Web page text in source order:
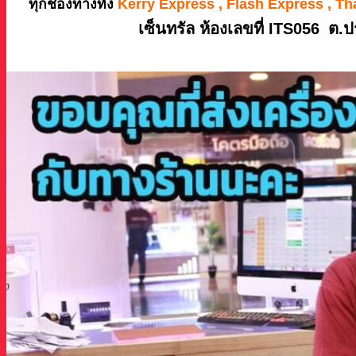
ทุกช่องทางทั้ง Kerry Express , Flash Express ,
เซ็นทรัล ห้องเลขที่ ITS056 ต.ป